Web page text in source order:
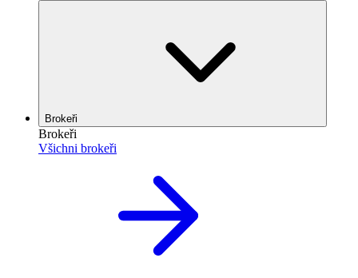
Brokeři
Brokeři
Všichni brokeři